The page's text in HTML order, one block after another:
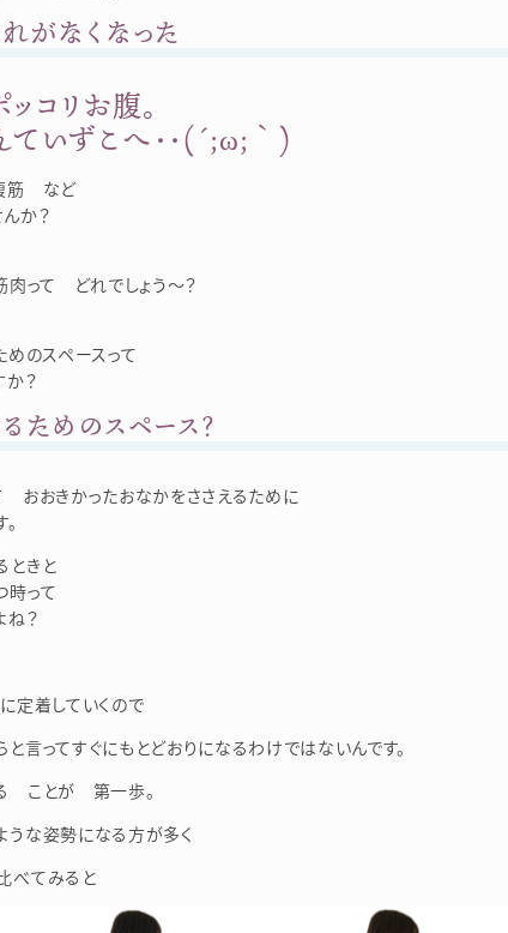
がなくなった
コリお腹。
ていずこへ・・(´;ω;｀)
筋 など
か？
肉って どれでしょう～？
めのスペースって
？
ためのスペース？
おおきかったおなかをささえるために
ときと
時って
ね？
定着していくので
言ってすぐにもとどおりになるわけではないんです。
ことが 第一歩。
な姿勢になる方が多く
べてみると